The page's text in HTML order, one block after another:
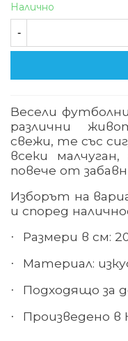
Налично
-
Весели
различни
свежи, те със
всеки
повече от
Изборът на
и според
· Размери в см:
· Материал:
· Подходящо за
· Произведено в